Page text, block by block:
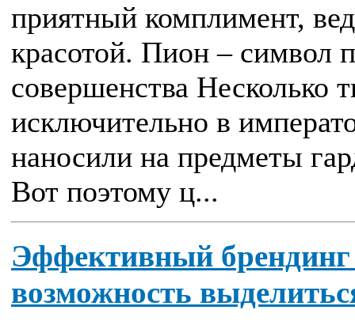
приятный комплимент,
красотой. Пион – символ
совершенства Несколько
исключительно в
наносили на предметы
Вот поэтому ц...
Эффективный брендинг
возможность